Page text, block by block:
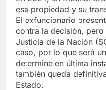
esa propiedad y su
El exfuncionario
contra la decisión,
Justicia de la Nación
caso, por lo que será
determine en última
también queda
Estado.